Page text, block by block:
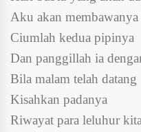
Aku akan membawanya
Ciumlah kedua pipinya
Dan panggillah ia
Bila malam telah datang
Kisahkan padanya
Riwayat para leluhur kita